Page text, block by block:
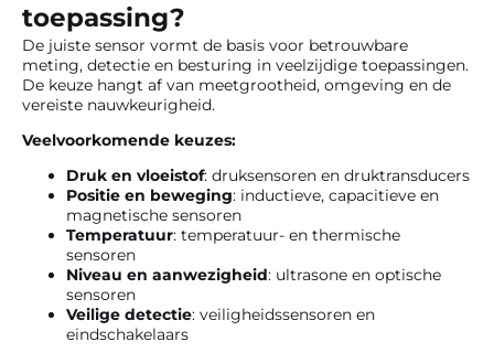
toepassing?
De juiste sensor vormt de basis voor betrouwbare
meting, detectie en besturing in veelzijdige toepassingen.
De keuze hangt af van meetgrootheid, omgeving en de
vereiste nauwkeurigheid.
Veelvoorkomende keuzes:
Druk en vloeistof: druksensoren en druktransducers
Positie en beweging: inductieve, capacitieve en
magnetische sensoren
Temperatuur: temperatuur- en thermische
sensoren
Niveau en aanwezigheid: ultrasone en optische
sensoren
Veilige detectie: veiligheidssensoren en
eindschakelaars